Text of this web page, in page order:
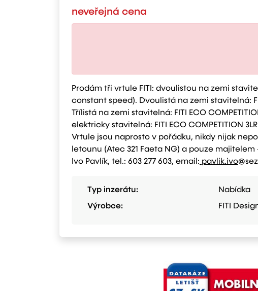
neveřejná cena
Prodám tři vrtule FITI: dvoulistou na zemi
constant speed). Dvoulistá na zemi stavitelná:
Třílistá na zemi stavitelná: FITI ECO
elektricky stavitelná: FITI ECO COMPETITION
Vrtule jsou naprosto v pořádku, nikdy nijak
letounu (Atec 321 Faeta NG) a pouze
Ivo Pavlík, tel.: 603 277 603, email: pavlik.ivo
Typ inzerátu: Nabídka
Výrobce:
FITI